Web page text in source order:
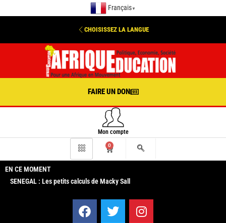
Français ▼
CHOISISSEZ LA LANGUE
FAIRE UN DON
Mon compte
0
EN CE MOMENT
SENEGAL : Les petits calculs de Macky Sall